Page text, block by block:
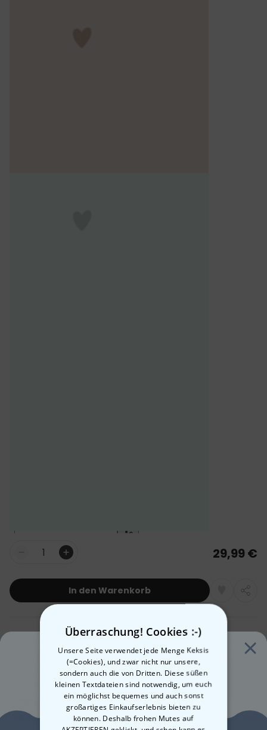
29,99 €
In den Warenkorb
Schneller Versand
100 Tage Gratis-Rücksendung
Voraussichtliche Lieferung:
Mi, 12.08 – Do, 13.08
Versandkostenfrei ab 50€Mehr erfahren
Überraschung! Cookies :-)
Unsere Seite verwendet jede Menge Keksis
(=Cookies), und zwar nicht nur unsere,
sondern auch die von Dritten. Diese süßen
kleinen Textdateien sind notwendig, um euch
ein möglichst bequemes und auch sonst
großartiges Einkaufserlebnis bieten zu
können. Deshalb frohen Mutes auf